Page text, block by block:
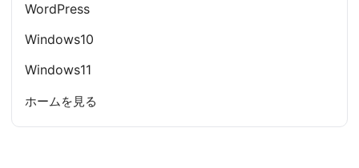
WordPress
Windows10
Windows11
ホームを見る